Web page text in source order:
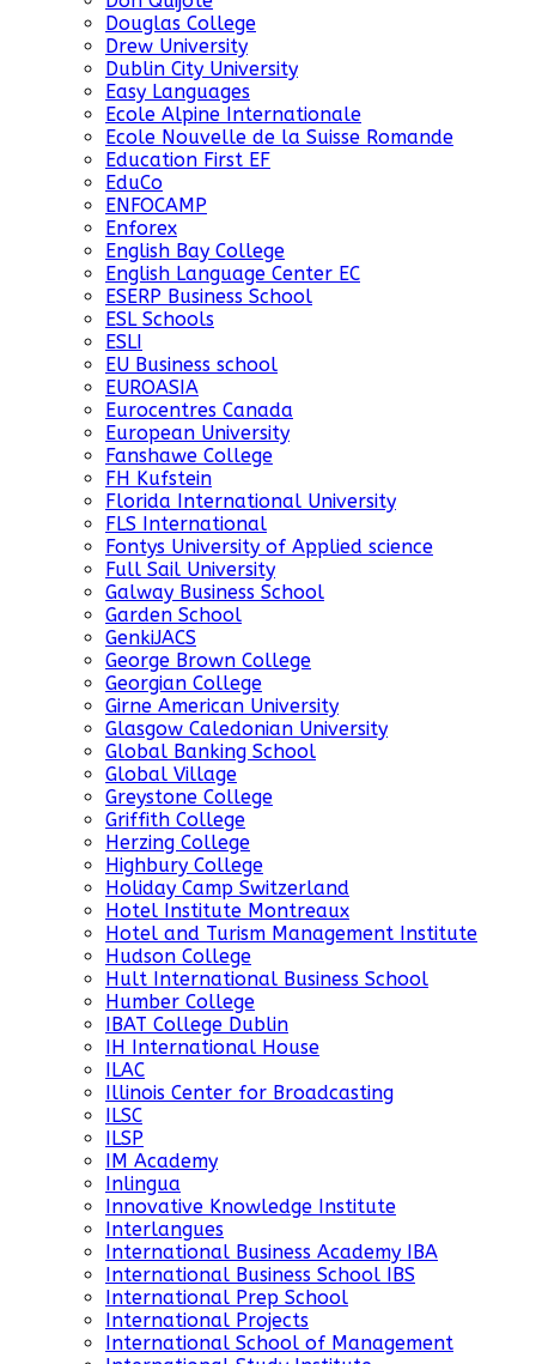
Douglas College
Drew University
Dublin City University
Easy Languages
Ecole Alpine Internationale
Ecole Nouvelle de la Suisse Romande
Education First EF
EduCo
ENFOCAMP
Enforex
English Bay College
English Language Center EC
ESERP Business School
ESL Schools
ESLI
EU Business school
EUROASIA
Eurocentres Canada
European University
Fanshawe College
FH Kufstein
Florida International University
FLS International
Fontys University of Applied science
Full Sail University
Galway Business School
Garden School
GenkiJACS
George Brown College
Georgian College
Girne American University
Glasgow Caledonian University
Global Banking School
Global Village
Greystone College
Griffith College
Herzing College
Highbury College
Holiday Camp Switzerland
Hotel Institute Montreaux
Hotel and Turism Management Institute
Hudson College
Hult International Business School
Humber College
IBAT College Dublin
IH International House
ILAC
Illinois Center for Broadcasting
ILSC
ILSP
IM Academy
Inlingua
Innovative Knowledge Institute
Interlangues
International Business Academy IBA
International Business School IBS
International Prep School
International Projects
International School of Management